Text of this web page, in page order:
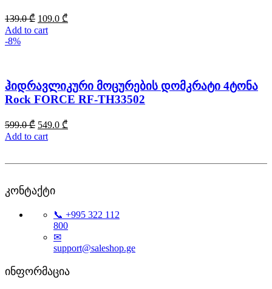
139.0₾ 109.0 ₾
Add to cart
-8%
ჰიდრავლიკური მოცურების დომკრატი 4ტონა
Rock FORCE RF-TH33502
599.0₾ 549.0 ₾
Add to cart
კონტაქტი
📞 +995 322 112
800
✉
support@saleshop.ge
ინფორმაცია